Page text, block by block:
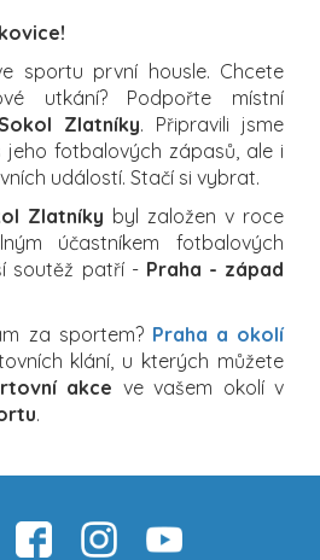
sportu první housle. Chcete
utkání? Podpořte místní
Zlatníky. Připravili jsme
jeho fotbalových zápasů, ale i
událostí. Stačí si vybrat.
Zlatníky byl založen v roce
účastníkem fotbalových
soutěž patří - Praha - západ
za sportem? Praha a okolí
klání, u kterých můžete
akce ve vašem okolí v
.